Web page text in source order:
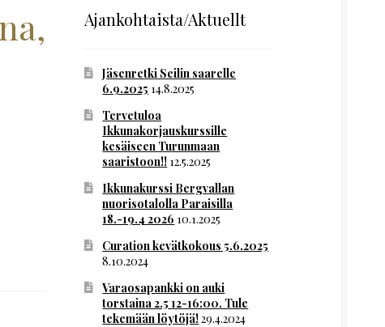
Ajankohtaista/Aktuellt
Jäsenretki Seilin saarelle
6.9.2025 14.8.2025
Tervetuloa
Ikkunakorjauskurssille
kesäiseen Turunmaan
saaristoon!! 12.5.2025
Ikkunakurssi Bergvallan
nuorisotalolla Paraisilla
18.-19.4 2026 10.1.2025
Curation kevätkokous 5.6.2025
8.10.2024
Varaosapankki on auki
torstaina 2.5 12-16:00. Tule
tekemään löytöjä!29.4.2024